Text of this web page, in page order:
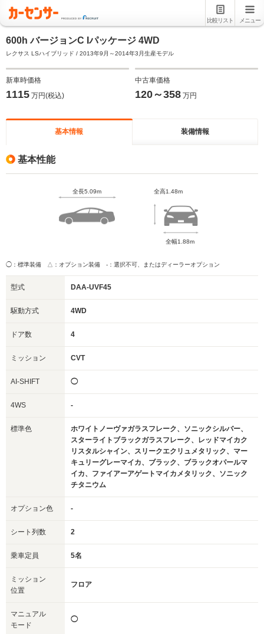
比較リスト メニュー
600h バージョンC Iパッケージ 4WD
レクサス LSハイブリッド / 2013年9月～2014年3月生産モデル
新車時価格
1115 万円(税込)
中古車価格
120～358 万円
基本情報 装備情報
基本性能
全長5.09m 全高1.48m
全幅1.88m
◯：標準装備 △：オプション装備 -：選択不可、またはディーラーオプション
型式 DAA-UVF45
駆動方式 4WD
ドア数 4
ミッション CVT
AI-SHIFT ◯
4WS -
標準色
ホワイトノーヴァガラスフレーク、ソニックシルバー、
スターライトブラックガラスフレーク、レッドマイカク
リスタルシャイン、スリークエクリュメタリック、マー
キュリーグレーマイカ、ブラック、ブラックオパールマ
イカ、ファイアーアゲートマイカメタリック、ソニック
チタニウム
オプション色 -
シート列数 2
乗車定員 5名
ミッション
位置
フロア
マニュアル
モード
◯